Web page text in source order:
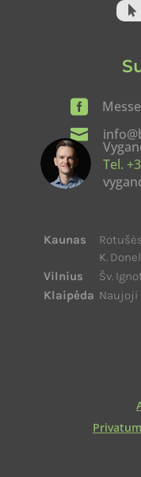


Tel.
Kaunas
K.
Vilnius
Šv.
Klaipėda Naujoji